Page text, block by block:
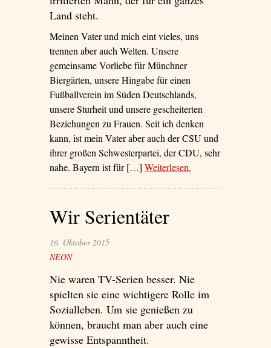
Land steht.
Meinen Vater und mich eint vieles, uns
trennen aber auch Welten. Unsere
gemeinsame Vorliebe für Münchner
Biergärten, unsere Hingabe für einen
Fußballverein im Süden Deutschlands,
unsere Sturheit und unsere gescheiterten
Beziehungen zu Frauen. Seit ich denken
kann, ist mein Vater aber auch der CSU und
ihrer großen Schwesterpartei, der CDU, sehr
nahe. Bayern ist für […] Weiterlesen– ‘Mein Vater, das
.
Wir Serientäter
16. Oktober 2015
NEON
Nie waren TV-Serien besser. Nie
spielten sie eine wichtigere Rolle im
Sozialleben. Um sie genießen zu
können, braucht man aber auch eine
gewisse Entspanntheit.